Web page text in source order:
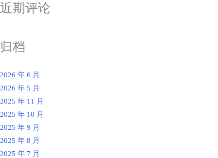
近期评论
归档
2026 年 6 月
2026 年 5 月
2025 年 11 月
2025 年 10 月
2025 年 9 月
2025 年 8 月
2025 年 7 月